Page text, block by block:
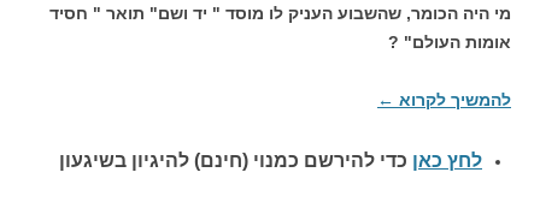
מי היה הכומר, שהשבוע העניק לו מוסד " יד ושם" תואר " חסיד
אומות העולם" ?
להמשיך לקרוא ←
לחץ כאן כדי להירשם כמנוי (חינם) להיגיון בשיגעון